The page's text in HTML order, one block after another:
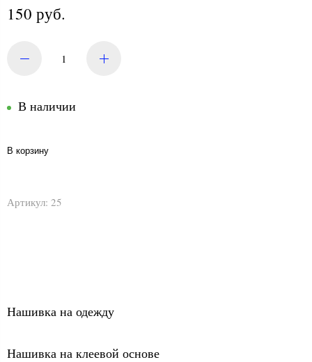
150 руб.
В наличии
В корзину
Артикул: 25
Нашивка на одежду
Нашивка на клеевой основе